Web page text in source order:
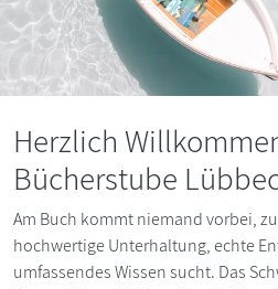
Herzlich
Bücherstube
Am Buch kommt niemand vorbei,
hochwertige Unterhaltung, echte
umfassendes Wissen sucht. Das